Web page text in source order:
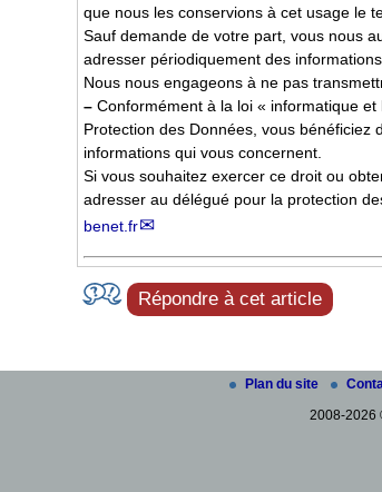
que nous les conservions à cet usage le
Sauf demande de votre part, vous nous
adresser périodiquement des
Nous nous engageons à ne pas
– Conformément à la loi « informatique
Protection des Données, vous bénéficiez
informations qui vous concernent.
Si vous souhaitez exercer ce droit ou
adresser au délégué pour la protection
benet.fr
Répondre à cet article
Plan du site
2008-2026